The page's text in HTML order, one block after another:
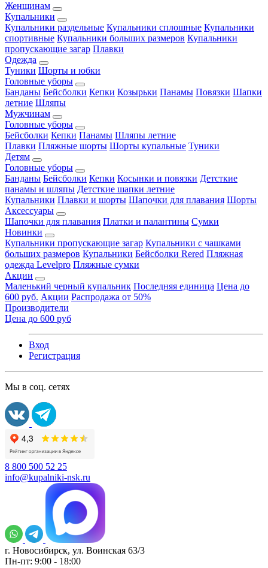
Женщинам
Купальники
Купальники раздельные Купальники сплошные Купальники
спортивные Купальники больших размеров Купальники
пропускающие загар Плавки
Одежда
Туники Шорты и юбки
Головные уборы
Банданы Бейсболки Кепки Козырьки Панамы Повязки Шапки
летние Шляпы
Мужчинам
Головные уборы
Бейсболки Кепки Панамы Шляпы летние
Плавки Пляжные шорты Шорты купальные Туники
Детям
Головные уборы
Банданы Бейсболки Кепки Косынки и повязки Детсткие
панамы и шляпы Детсткие шапки летние
Купальники Плавки и шорты Шапочки для плавания Шорты
Аксессуары
Шапочки для плавания Платки и палантины Сумки
Новинки
Купальники пропускающие загар Купальники с чашками
больших размеров Купальники Бейсболки Rered Пляжная
одежда Levelpro Пляжные сумки
Акции
Маленький черный купальник Последняя единица Цена до
600 руб. Акции Распродажа от 50%
Производители
Цена до 600 руб
Вход
Регистрация
Мы в соц. сетях
8 800 500 52 25
info@kupalniki-nsk.ru
г. Новосибирск, ул. Воинская 63/3
Пн-пт: 9:00 - 18:00